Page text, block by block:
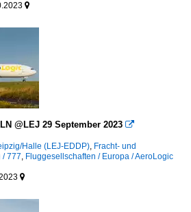

@LEJ 29 September 2023 
Halle (LEJ-EDDP), Fracht- und
/ 777, Fluggesellschaften / Europa / AeroLogic
